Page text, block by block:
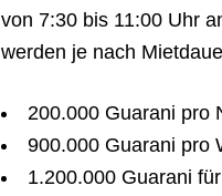
von 7:30 bis 11:00 Uhr
werden je nach
200.000 Guarani pro
900.000 Guarani pro
1.200.000 Guarani